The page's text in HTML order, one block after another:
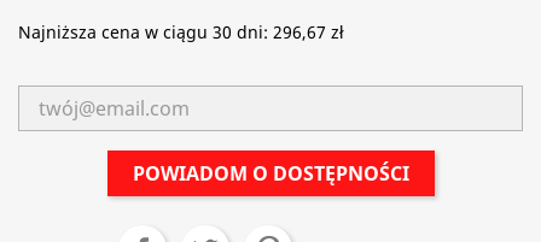
Najniższa cena w ciągu 30 dni: 296,67 zł
POWIADOM O DOSTĘPNOŚCI